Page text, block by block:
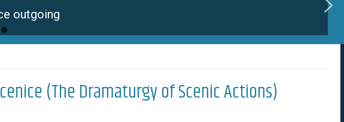
outgoing
(The Dramaturgy of Scenic Actions)